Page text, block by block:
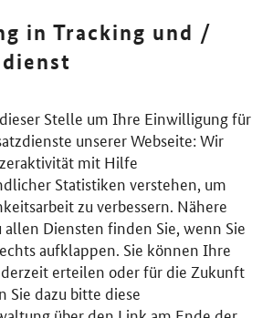
in Tracking und /
Stelle um Ihre Einwilligung für
unserer Webseite: Wir
mit Hilfe
Statistiken verstehen, um
zu verbessern. Nähere
Diensten finden Sie, wenn Sie
aufklappen. Sie können Ihre
erteilen oder für die Zukunft
Sie dazu bitte diese